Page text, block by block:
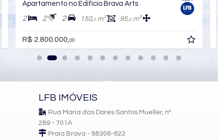
Sacada com Churrasqueira
Sala de Estar
Sala de Jantar
Sala para 2 Ambientes
Cozinha
Cozinha Americana
Espaço Gourmet
Sacada Técnica
Características do Empreendimento
Sala de Jogos
Salão de Festas
Apartamento no Edifício Brava Arts
2 2 2 150,0m² 95,0m²
R$ 2.800.000,00
LFB IMÓVEIS
Rua Maria das Dores Santos Mueller, nº
289 - 701A
Praia Brava - 88306-822